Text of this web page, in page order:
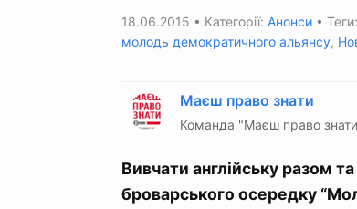
18.06.2015 • Категорії: Анонси • Теги:
молодь демократичного альянсу,
Маєш право знати
Команда "Маєш право
Вивчати англійську разом
броварського осередку